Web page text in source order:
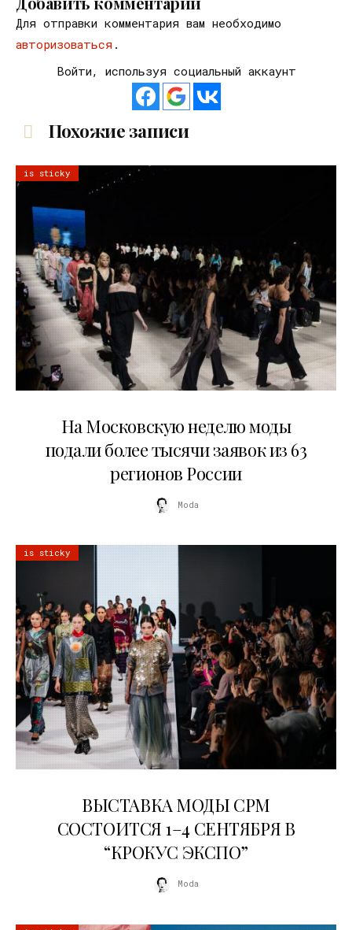
Для отправки комментария вам необходимо
авторизоваться .
Войти, используя социальный аккаунт
Похожие записи
is sticky
На Московскую неделю моды
подали более тысячи заявок из 63
регионов России
Moda
is sticky
ВЫСТАВКА МОДЫ CPM
СОСТОИТСЯ 1–4 СЕНТЯБРЯ В
“КРОКУС ЭКСПО”
Moda